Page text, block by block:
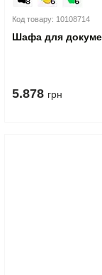
Код товару: 10108714
Шафа для
5.878 грн